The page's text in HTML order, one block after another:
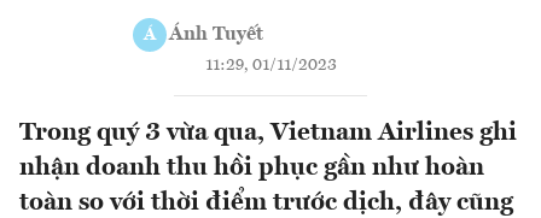
Á Ánh Tuyết
11:29, 01/11/2023
Trong quý 3 vừa qua, Vietnam Airlines ghi
nhận doanh thu hồi phục gần như hoàn
toàn so với thời điểm trước dịch, đây cũng